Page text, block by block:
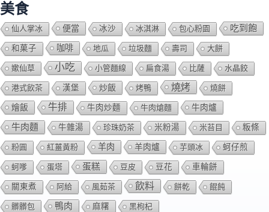
美食
仙人掌冰 便當 冰沙 冰淇淋 包心粉園 吃到飽
和菓子 咖啡 地瓜 垃圾麵 壽司 大餅
嫰仙草 小吃 小管麵線 扁食湯 比薩 水晶餃
港式飲茶 漢堡 炒飯 烤鴨 燒烤 燒餅
燴飯 牛排 牛肉炒麵 牛肉熗麵 牛肉爐
牛肉麵 牛雜湯 珍珠奶茶 米粉湯 米苔目 粄條
粉圓 紅薑黃粉 羊肉 羊肉爐 芋頭冰 蚵仔煎
蚵嗲 蛋塔 蛋糕 豆皮 豆花 車輪餅
關東煮 阿給 風茹茶 飲料 餅乾 餛飩
髒髒包 鴨肉 麻糬 黑枸杞